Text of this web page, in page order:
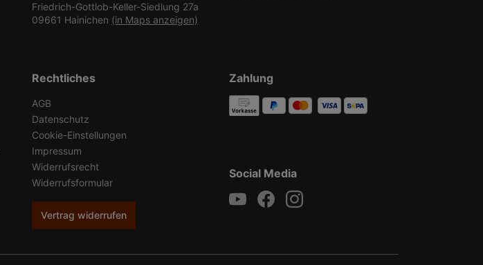
Friedrich-Gottlob-Keller-Siedlung 27a
09661 Hainichen (in Maps anzeigen)
Rechtliches
AGB
Datenschutz
Cookie-Einstellungen
Impressum
Widerrufsrecht
Widerrufsformular
Vertrag widerrufen
Zahlung
Social Media